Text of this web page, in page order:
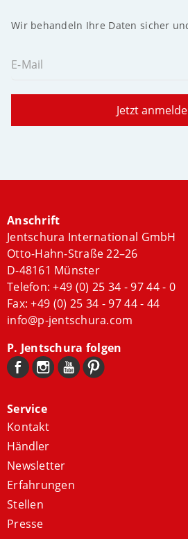
Wir behandeln Ihre Daten sicher
E-Mail
Jetzt
Anschrift
Jentschura International GmbH
Otto-Hahn-Straße 22–26
D-48161 Münster
Telefon:+49 (0) 25 34 - 97 44 - 0
Fax: +49 (0) 25 34 - 97 44 - 44
info@p-jentschura.com
P. Jentschura folgen
Service
Kontakt
Händler
Newsletter
Erfahrungen
Stellen
Presse